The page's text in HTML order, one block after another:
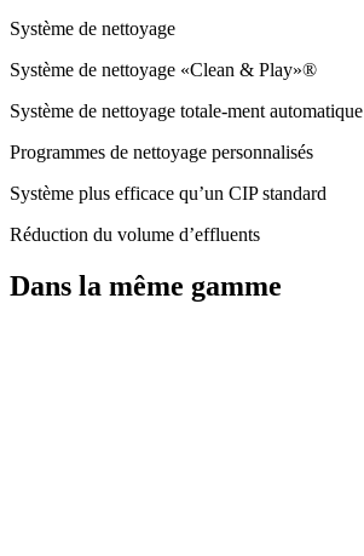
Système de nettoyage
Système de nettoyage «Clean & Play»®
Système de nettoyage totale-ment automatique
Programmes de nettoyage personnalisés
Système plus efficace qu’un CIP standard
Réduction du volume d’effluents
Dans la même gamme